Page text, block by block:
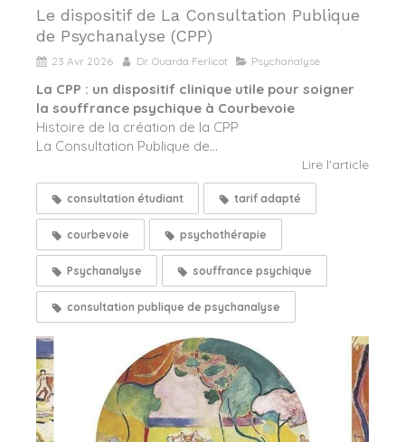
Le dispositif de La Consultation Publique
de Psychanalyse (CPP)
23 Avr 2026 Dr. Ouarda Ferlicot Psychanalyse
La CPP : un dispositif clinique utile pour soigner
la souffrance psychique à Courbevoie
Histoire de la création de la CPP
La Consultation Publique de...
Lire l'article
consultation étudiant tarif adapté
courbevoie psychothérapie
Psychanalyse souffrance psychique
consultation publique de psychanalyse